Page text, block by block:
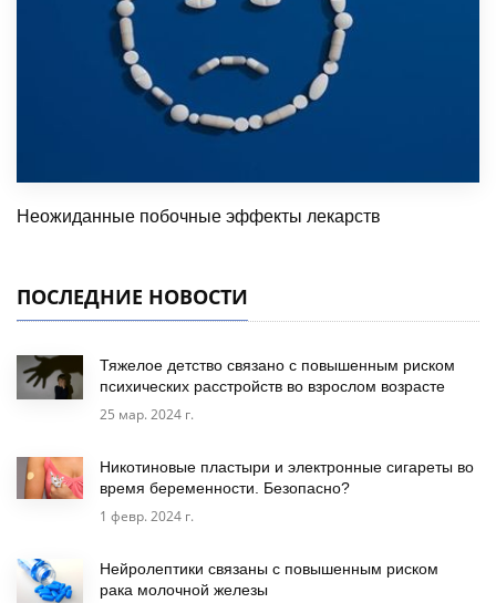
Неожиданные побочные эффекты лекарств
ПОСЛЕДНИЕ НОВОСТИ
Тяжелое детство связано с повышенным риском
психических расстройств во взрослом возрасте
25 мар. 2024 г.
Никотиновые пластыри и электронные сигареты во
время беременности. Безопасно?
1 февр. 2024 г.
Нейролептики связаны с повышенным риском
рака молочной железы